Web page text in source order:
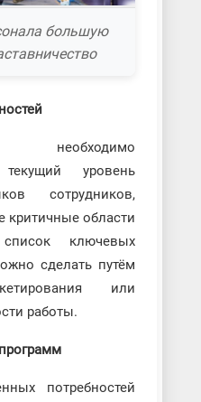
большую
текущий уровень
сотрудников,
критичные области
ключевых
сделать путём
или
работы.
потребностей